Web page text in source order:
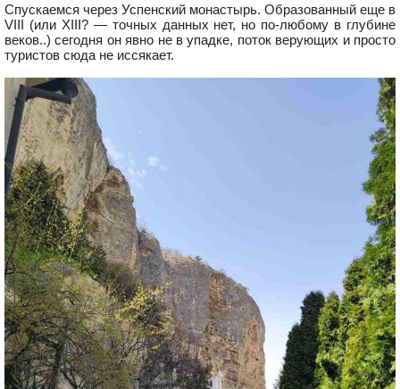
Спускаемся через Успенский монастырь. Образованный еще в
VIII (или XIII? — точных данных нет, но по-любому в глубине
веков..) сегодня он явно не в упадке, поток верующих и просто
туристов сюда не иссякает.